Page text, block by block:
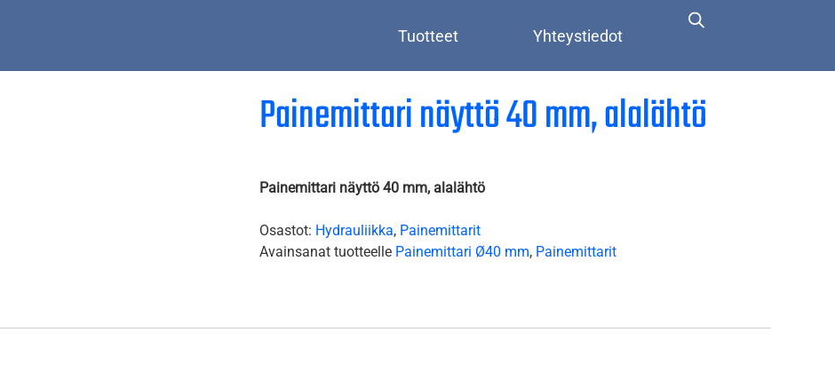
Tuotteet Yhteystiedot
Painemittari näyttö 40 mm, alalähtö
Painemittari näyttö 40 mm, alalähtö
Osastot: Hydrauliikka, Painemittarit
Avainsanat tuotteelle Painemittari Ø40 mm, Painemittarit